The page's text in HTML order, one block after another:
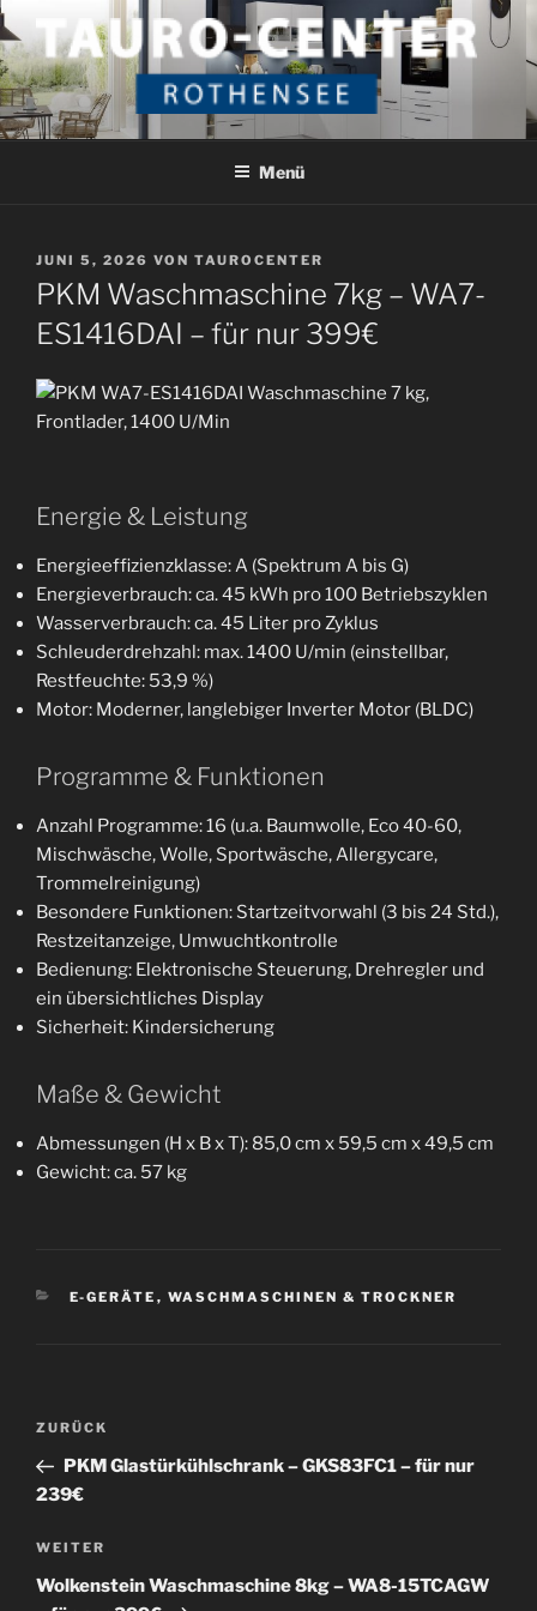
Zum
Inhalt
springen
TAURO CENTER ROTHENSEE
Das etwas andere Küchenstudio
Menü
VERÖFFENTLICHT
AM
JUNI 5, 2026 VON TAUROCENTER
PKM Waschmaschine 7kg – WA7-
ES1416DAI – für nur 399€
Energie & Leistung
Energieeffizienzklasse: A (Spektrum A bis G)
Energieverbrauch: ca. 45 kWh pro 100 Betriebszyklen
Wasserverbrauch: ca. 45 Liter pro Zyklus
Schleuderdrehzahl: max. 1400 U/min (einstellbar,
Restfeuchte: 53,9 %)
Motor: Moderner, langlebiger Inverter Motor (BLDC)
Programme & Funktionen
Anzahl Programme: 16 (u.a. Baumwolle, Eco 40-60,
Mischwäsche, Wolle, Sportwäsche, Allergycare,
Trommelreinigung)
Besondere Funktionen: Startzeitvorwahl (3 bis 24 Std.),
Restzeitanzeige, Umwuchtkontrolle
Bedienung: Elektronische Steuerung, Drehregler und
ein übersichtliches Display
Sicherheit: Kindersicherung
Maße & Gewicht
Abmessungen (H x B x T): 85,0 cm x 59,5 cm x 49,5 cm
Gewicht: ca. 57 kg
KATEGORIEN
E-GERÄTE , WASCHMASCHINEN & TROCKNER
Beitragsnavigation
Vorheriger
Beitrag
ZURÜCK
PKM Glastürkühlschrank – GKS83FC1 – für nur
239€
Nächster
Beitrag
WEITER
Wolkenstein Waschmaschine 8kg – WA8-15TCAGW